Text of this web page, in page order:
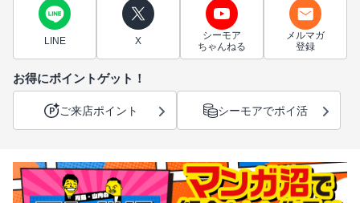
LINE X
シーモア
ちゃんねる
メルマガ
登録
お得にポイントゲット！
ご来店ポイント シーモアでポイ活